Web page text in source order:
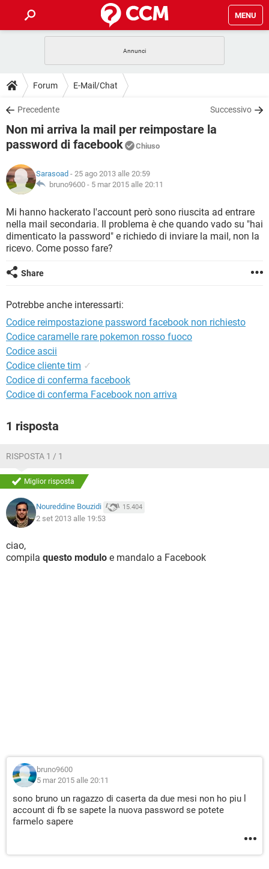
MENU
INTRATTENIMENTO
iOS
INSTAGRAM WHATSAPP
TIKTOK FACEBOOK
HARDWARE
GUIDE
COVID-19
iOS
TIKTOK FACEBOOK
DOWNLOAD
COVID-19 GAMING
INTRATTENIMENTO ANDROID
iOS WINDOWS 10
INSTAGRAM
TIKTOK FACEBOOK
HARDWARE
INTRATTENIMENTO ANDROID
INSTAGRAM WHATSAPP
GLOSSARIO
COVID-19
INTRATTENIMENTO ANDROID
iOS WINDOWS 10
INSTAGRAM
TIKTOK
Forum E-Mail/Chat
Precedente Successivo
Non mi arriva la mail per reimpostare la
password di facebook
Chiuso
Sarasoad - 25 ago 2013 alle 20:59
bruno9600 - 5 mar 2015 alle 20:11
Mi hanno hackerato l'account però sono riuscita ad entrare
nella mail secondaria. Il problema è che quando vado su "hai
dimenticato la password" e richiedo di inviare la mail, non la
ricevo. Come posso fare?
Share
Potrebbe anche interessarti:
Codice reimpostazione password facebook non richiesto
Codice caramelle rare pokemon rosso fuoco
Codice ascii
Codice cliente tim ✓
Codice di conferma facebook
Codice di conferma Facebook non arriva
1 risposta
RISPOSTA 1 / 1
Miglior risposta
Noureddine Bouzidi 15.404
2 set 2013 alle 19:53
ciao,
compila questo modulo e mandalo a Facebook
bruno9600
5 mar 2015 alle 20:11
sono bruno un ragazzo di caserta da due mesi non ho piu l
account di fb se sapete la nuova password se potete
farmelo sapere